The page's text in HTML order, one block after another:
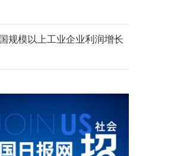
规模以上工业企业利润增长